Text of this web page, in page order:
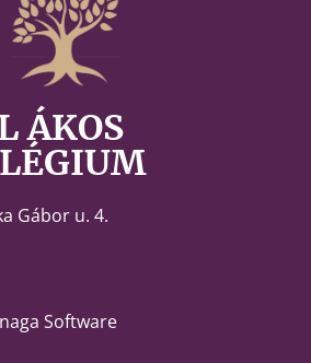
ÁKOS
Gábor u. 4.
Software